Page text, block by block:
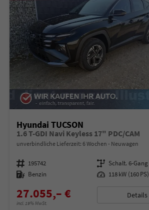
Hyundai TUCSON
1.6 T-GDI Navi Keyless 17" PDC/CAM
unverbindliche Lieferzeit: 6 Wochen Neuwagen
Fahrzeugnummer 195742 Getriebe Schalt. 6-Gang
Kraftstoff Benzin Leistung 118 kW (160 PS)
27.055,– €
incl. 19% MwSt.
Details